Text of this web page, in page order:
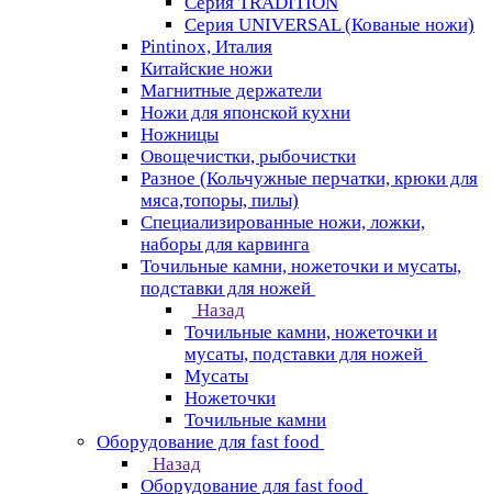
Серия UNIVERSAL (Кованые ножи)
Pintinox, Италия
Китайские ножи
Магнитные держатели
Ножи для японской кухни
Ножницы
Овощечистки, рыбочистки
Разное (Кольчужные перчатки, крюки для
мяса,топоры, пилы)
Специализированные ножи, ложки,
наборы для карвинга
Точильные камни, ножеточки и мусаты,
подставки для ножей
Назад
Точильные камни, ножеточки и
мусаты, подставки для ножей
Мусаты
Ножеточки
Точильные камни
Оборудование для fast food
Назад
Оборудование для fast food